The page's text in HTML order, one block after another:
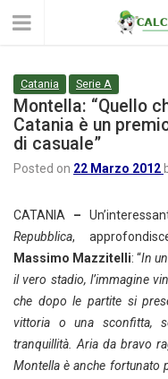
Catania Serie A
Montella: “Quello
Catania è un
di casuale”
Posted on 22 Marzo 2012
CATANIA –
Repubblica,
Massimo Mazzitelli: “In
il vero stadio, l’immagine
che dopo le partite si
vittoria o una sconfitta,
tranquillità. Aria da bravo
Montella è anche fortunato